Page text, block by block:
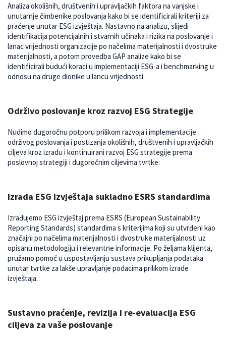
Analiza okolišnih, društvenih i upravljačkih faktora na vanjske i
unutarnje čimbenike poslovanja kako bi se identificirali kriteriji za
praćenje unutar ESG izvještaja. Nastavno na analizu, slijedi
identifikacija potencijalnih i stvarnih učinaka i rizika na poslovanje i
lanac vrijednosti organizacije po načelima materijalnosti i dvostruke
materijalnosti, a potom provedba GAP analize kako bi se
identificirali budući koraci u implementaciji ESG-a i benchmarking u
odnosu na druge dionike u lancu vrijednosti.
Održivo poslovanje kroz razvoj ESG Strategije
Nudimo dugoročnu potporu prilikom razvoja i implementacije
održivog poslovanja i postizanja okolišnih, društvenih i upravljačkih
ciljeva kroz izradu i kontinuirani razvoj ESG strategije prema
poslovnoj strategiji i dugoročnim ciljevima tvrtke.
Izrada ESG Izvještaja sukladno ESRS standardima
Izrađujemo ESG izvještaj prema ESRS (European Sustainability
Reporting Standards) standardima s kriterijima koji su utvrđeni kao
značajni po načelima materijalnosti i dvostruke materijalnosti uz
opisanu metodologiju i relevantne informacije. Po željama klijenta,
pružamo pomoć u uspostavljanju sustava prikupljanja podataka
unutar tvrtke za lakše upravljanje podacima prilikom izrade
izvještaja.
Sustavno praćenje, revizija i re-evaluacija ESG
ciljeva za vaše poslovanje